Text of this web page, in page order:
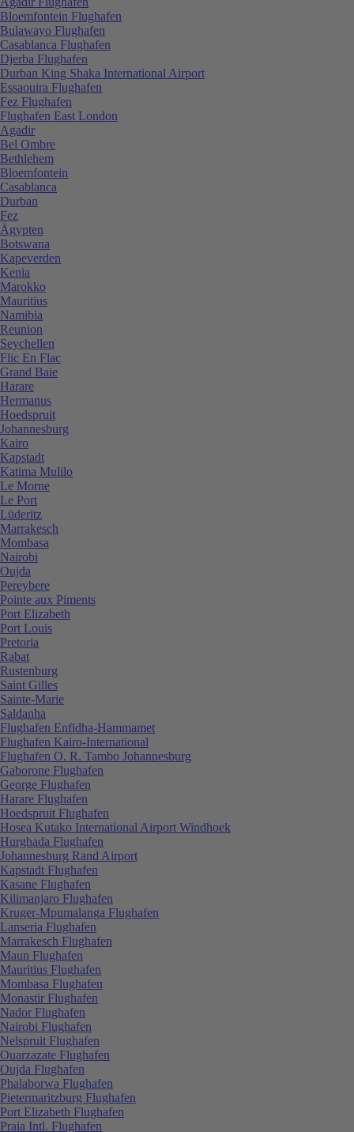
Bloemfontein Flughafen
Bulawayo Flughafen
Casablanca Flughafen
Djerba Flughafen
Durban King Shaka International Airport
Essaouira Flughafen
Fez Flughafen
Flughafen East London
Agadir
Bel Ombre
Bethlehem
Bloemfontein
Casablanca
Durban
Fez
Ägypten
Botswana
Kapeverden
Kenia
Marokko
Mauritius
Namibia
Reunion
Seychellen
Flic En Flac
Grand Baie
Harare
Hermanus
Hoedspruit
Johannesburg
Kairo
Kapstadt
Katima Mulilo
Le Morne
Le Port
Lüderitz
Marrakesch
Mombasa
Nairobi
Oujda
Pereybere
Pointe aux Piments
Port Elizabeth
Port Louis
Pretoria
Rabat
Rustenburg
Saint Gilles
Sainte-Marie
Saldanha
Flughafen Enfidha-Hammamet
Flughafen Kairo-International
Flughafen O. R. Tambo Johannesburg
Gaborone Flughafen
George Flughafen
Harare Flughafen
Hoedspruit Flughafen
Hosea Kutako International Airport Windhoek
Hurghada Flughafen
Johannesburg Rand Airport
Kapstadt Flughafen
Kasane Flughafen
Kilimanjaro Flughafen
Kruger-Mpumalanga Flughafen
Lanseria Flughafen
Marrakesch Flughafen
Maun Flughafen
Mauritius Flughafen
Mombasa Flughafen
Monastir Flughafen
Nador Flughafen
Nairobi Flughafen
Nelspruit Flughafen
Ouarzazate Flughafen
Oujda Flughafen
Phalaborwa Flughafen
Pietermaritzburg Flughafen
Port Elizabeth Flughafen
Praia Intl. Flughafen